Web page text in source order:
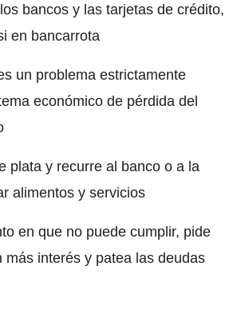
bancos y las tarjetas de crédito,
en bancarrota
un problema estrictamente
económico de pérdida del
plata y recurre al banco o a la
alimentos y servicios
en que no puede cumplir, pide
más interés y patea las deudas